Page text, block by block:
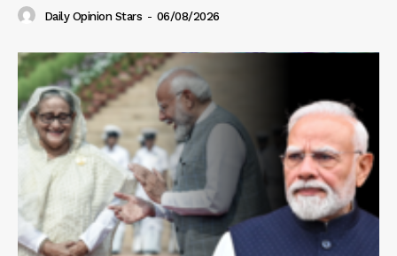
Daily Opinion Stars - 06/08/2026